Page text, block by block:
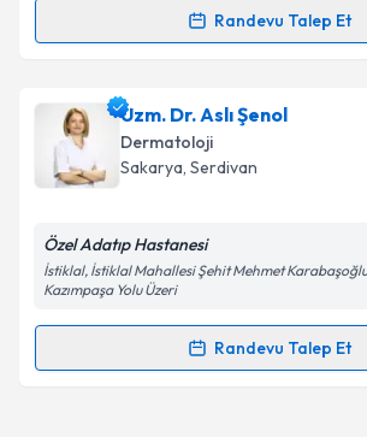
Randevu Talep Et
Randevu Takvimi Talebi
Uzm. Dr. Neval Altunkalem
talebi oluşturun. Size bu uzmandan
için bir takvim hazırlandığında e-posta
bilgilendireceğiz.
Kişisel verilerimin işlenmesine
Metni'ni okudum ve kişisel
Uzm. Dr. Aslı Şenol
Dermatoloji
Sakarya, Serdivan
Özel Adatıp Hastanesi
İstiklal, İstiklal Mahallesi Şehit Mehmet
Kazımpaşa Yolu Üzeri
Randevu Talep Et
Randevu Takvimi Talebi